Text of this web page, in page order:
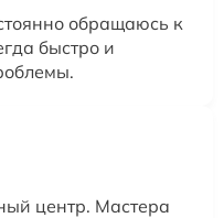
обращаюсь к
быстро и
центр. Мастера